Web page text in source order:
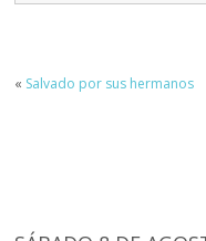
« Salvado por sus hermanos